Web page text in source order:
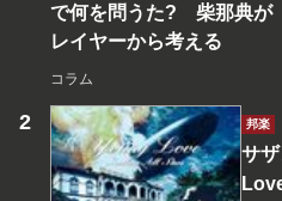
で何を問うた? 柴那典が
レイヤーから考える
コラム
邦楽
サ